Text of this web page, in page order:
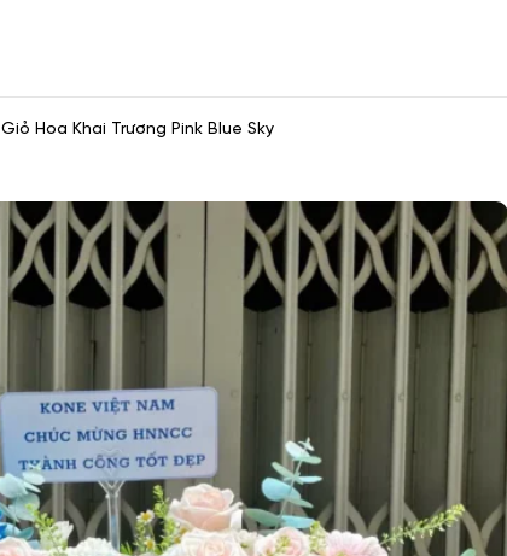
Giỏ Hoa Khai Trương Pink Blue Sky